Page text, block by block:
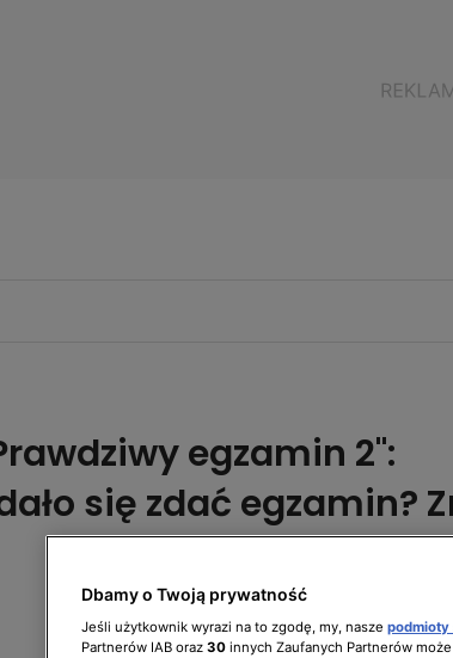
egzamin 2":
się zdać egzamin?
Dbamy o Twoją prywatność
Jeśli użytkownik wyrazi na to zgodę, my, nasze
Partnerów IAB oraz 30 innych Zaufanych Partnerów